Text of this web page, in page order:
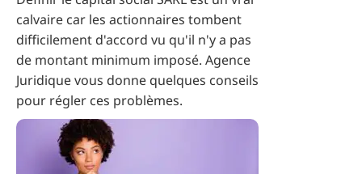
calvaire car les actionnaires tombent
difficilement d'accord vu qu'il n'y a pas
de montant minimum imposé. Agence
Juridique vous donne quelques conseils
pour régler ces problèmes.